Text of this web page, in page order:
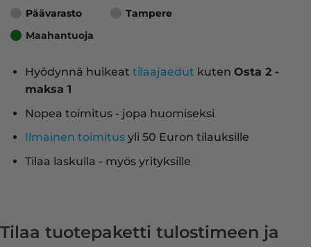
Päävarasto
Tampere
Maahantuoja
Hyödynnä huikeat tilaajaedut kuten Osta 2 -
maksa 1
Nopea toimitus - jopa huomiseksi
Ilmainen toimitusyli 50 Euron tilauksille
Tilaa laskulla - myös yrityksille
Tilaa tuotepaketti tulostimeen ja